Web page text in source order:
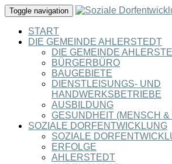
Toggle navigation
START
DIE GEMEINDE AHLERSTEDT
DIE GEMEINDE
BÜRGERBÜRO
BAUGEBIETE
DIENSTLEISUNGS- UND
HANDWERKSBETRIEBE
AUSBILDUNG
GESUNDHEIT (MENSCH &
SOZIALE DORFENTWICKLUNG
SOZIALE
ERFOLGE
AHLERSTEDT